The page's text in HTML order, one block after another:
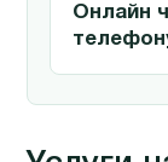
Онлайн